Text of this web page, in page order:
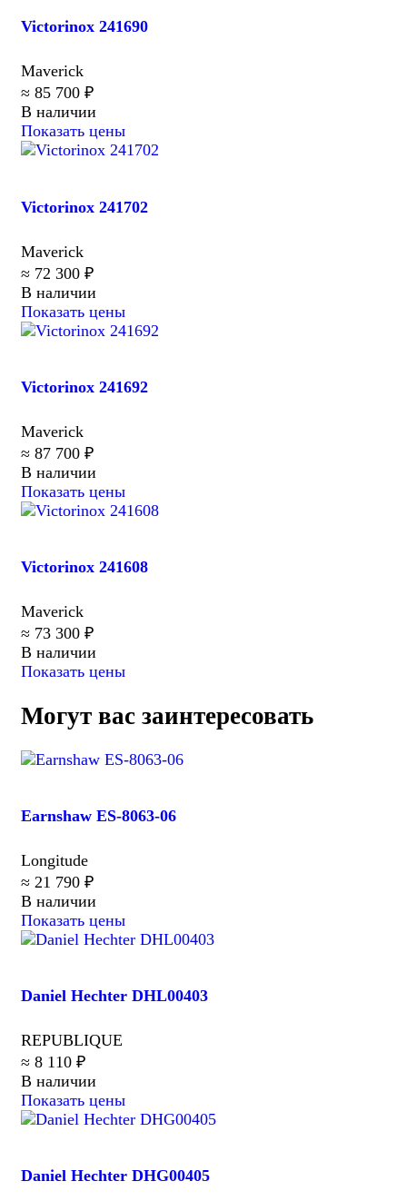
Victorinox 241690
Maverick
≈ 85 700 ₽
В наличии
Показать цены
Victorinox 241702
Maverick
≈ 72 300 ₽
В наличии
Показать цены
Victorinox 241692
Maverick
≈ 87 700 ₽
В наличии
Показать цены
Victorinox 241608
Maverick
≈ 73 300 ₽
В наличии
Показать цены
Могут вас заинтересовать
Earnshaw ES-8063-06
Longitude
≈ 21 790 ₽
В наличии
Показать цены
Daniel Hechter DHL00403
REPUBLIQUE
≈ 8 110 ₽
В наличии
Показать цены
Daniel Hechter DHG00405